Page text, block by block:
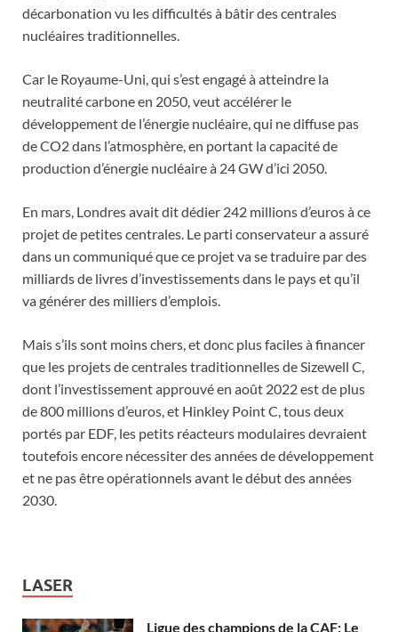
décarbonation vu les difficultés à bâtir des centrales
nucléaires traditionnelles.
Car le Royaume-Uni, qui s’est engagé à atteindre la
neutralité carbone en 2050, veut accélérer le
développement de l’énergie nucléaire, qui ne diffuse pas
de CO2 dans l’atmosphère, en portant la capacité de
production d’énergie nucléaire à 24 GW d’ici 2050.
En mars, Londres avait dit dédier 242 millions d’euros à ce
projet de petites centrales. Le parti conservateur a assuré
dans un communiqué que ce projet va se traduire par des
milliards de livres d’investissements dans le pays et qu’il
va générer des milliers d’emplois.
Mais s’ils sont moins chers, et donc plus faciles à financer
que les projets de centrales traditionnelles de Sizewell C,
dont l’investissement approuvé en août 2022 est de plus
de 800 millions d’euros, et Hinkley Point C, tous deux
portés par EDF, les petits réacteurs modulaires devraient
toutefois encore nécessiter des années de développement
et ne pas être opérationnels avant le début des années
2030.
LASER
Ligue des champions de la CAF: Le